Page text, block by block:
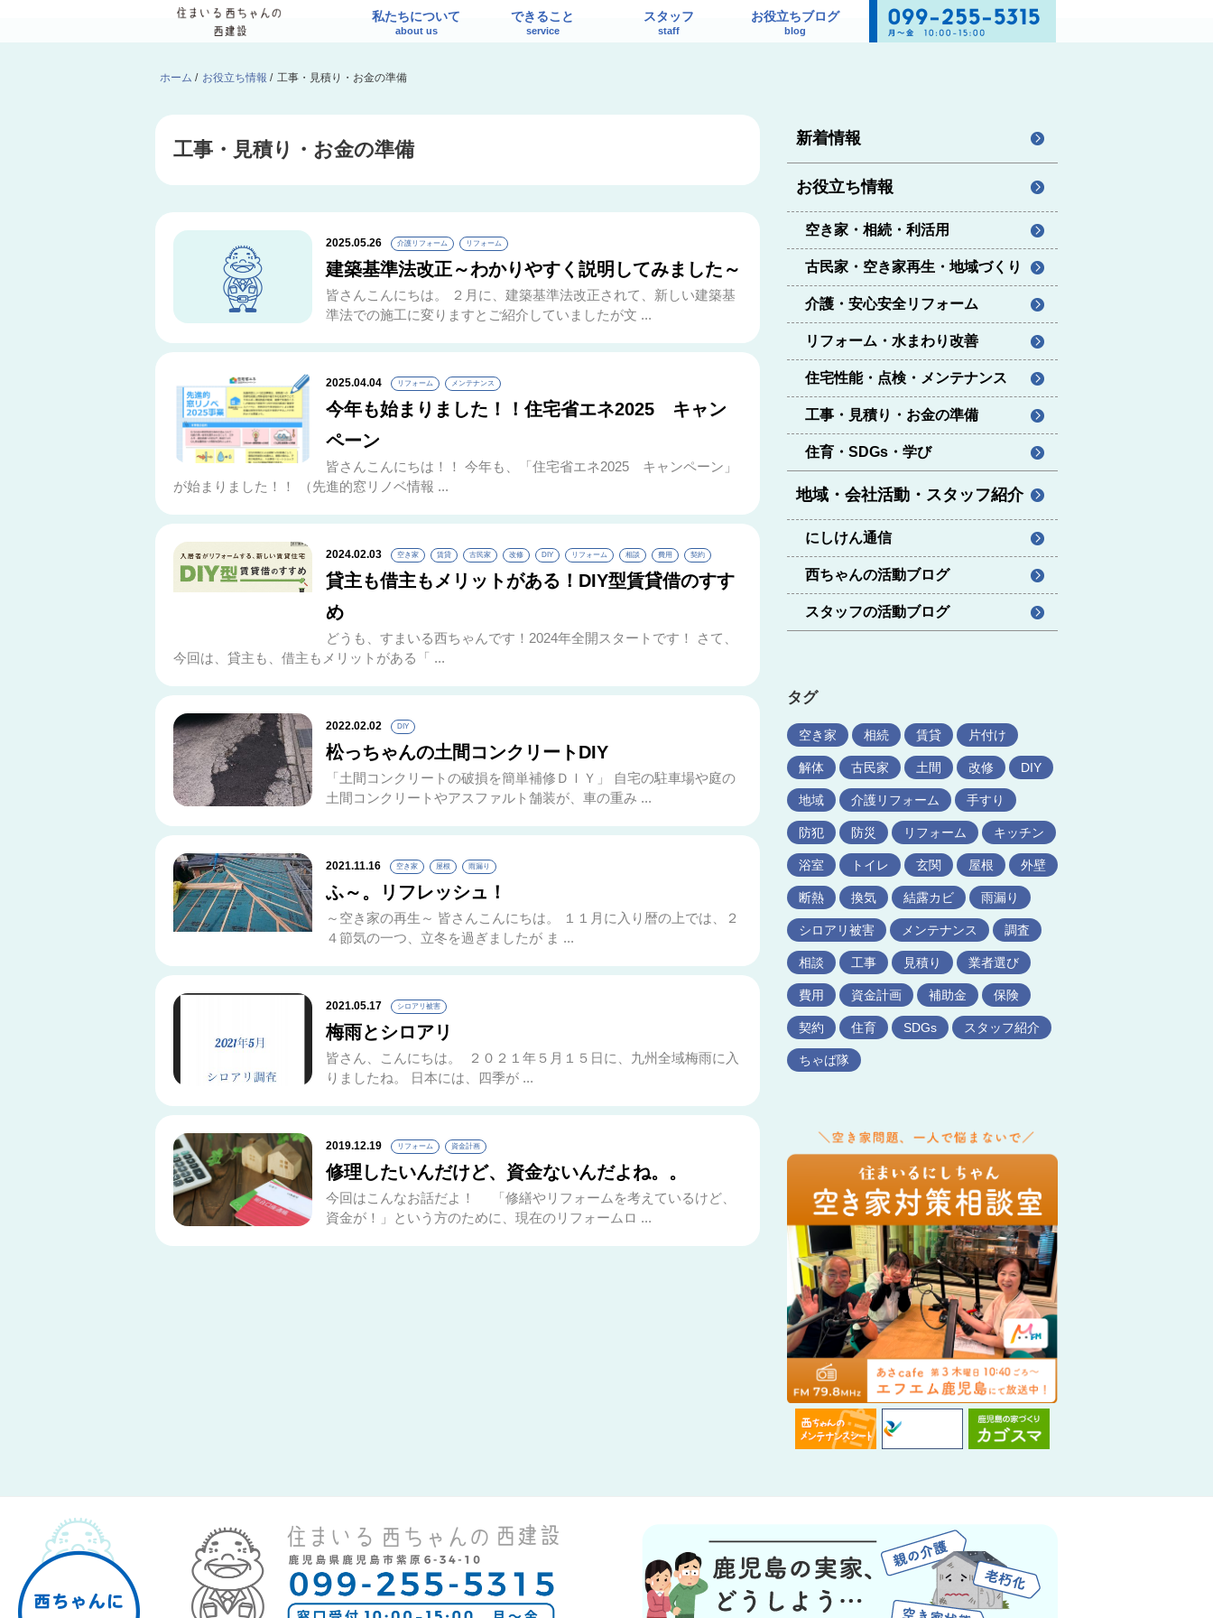
私たちについて
about us
できること
service
スタッフ
staff
お役立ちブログ
blog
ホーム / お役立ち情報 / 工事・見積り・お金の準備
工事・見積り・お金の準備
2025.05.26 介護リフォーム リフォーム
建築基準法改正～わかりやすく説明してみました～
皆さんこんにちは。 ２月に、建築基準法改正されて、新しい建築基
準法での施工に変りますとご紹介していましたが文 ...
2025.04.04 リフォーム メンテナンス
今年も始まりました！！住宅省エネ2025 キャン
ペーン
皆さんこんにちは！！ 今年も、「住宅省エネ2025 キャンペーン」
が始まりました！！ （先進的窓リノベ情報 ...
2024.02.03 空き家 賃貸 古民家 改修 DIY リフォーム 相談 費用 契約
貸主も借主もメリットがある！DIY型賃貸借のすす
め
どうも、すまいる西ちゃんです！2024年全開スタートです！ さて、
今回は、貸主も、借主もメリットがある「 ...
2022.02.02 DIY
松っちゃんの土間コンクリートDIY
「土間コンクリートの破損を簡単補修ＤＩＹ」 自宅の駐車場や庭の
土間コンクリートやアスファルト舗装が、車の重み ...
2021.11.16 空き家 屋根 雨漏り
ふ～。リフレッシュ！
～空き家の再生～ 皆さんこんにちは。 １１月に入り暦の上では、２
４節気の一つ、立冬を過ぎましたが ま ...
2021.05.17 シロアリ被害
梅雨とシロアリ
皆さん、こんにちは。 ２０２１年５月１５日に、九州全域梅雨に入
りましたね。 日本には、四季が ...
2019.12.19 リフォーム 資金計画
修理したいんだけど、資金ないんだよね。。
今回はこんなお話だよ！ 「修繕やリフォームを考えているけど、
資金が！」という方のために、現在のリフォームロ ...
新着情報
お役立ち情報
空き家・相続・利活用
古民家・空き家再生・地域づくり
介護・安心安全リフォーム
リフォーム・水まわり改善
住宅性能・点検・メンテナンス
工事・見積り・お金の準備
住育・SDGs・学び
地域・会社活動・スタッフ紹介
にしけん通信
西ちゃんの活動ブログ
スタッフの活動ブログ
タグ
空き家 相続 賃貸 片付け
解体 古民家 土間 改修 DIY
地域 介護リフォーム 手すり
防犯 防災 リフォーム キッチン
浴室 トイレ 玄関 屋根 外壁
断熱 換気 結露カビ 雨漏り
シロアリ被害 メンテナンス 調査
相談 工事 見積り 業者選び
費用 資金計画 補助金 保険
契約 住育 SDGs スタッフ紹介
ちゃば隊